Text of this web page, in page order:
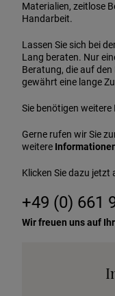
Materialien, zeitlose
Handarbeit.
Lassen Sie sich bei
Lang beraten. Nur
Beratung, die auf
gewährt eine lange
Sie benötigen
Gerne rufen wir Sie
weitere
Klicken Sie dazu
+49 (0) 661
Wir freuen uns auf